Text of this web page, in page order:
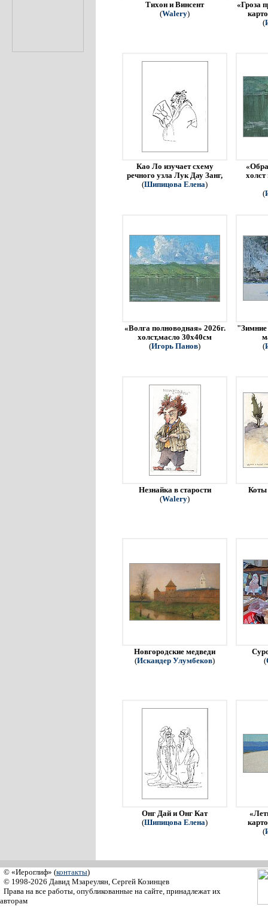
Тихон и Винсент
(Walery)
«Гроза
(
Као Ло изучает схему
речного узла Лук Дау Занг,
(Шипицова Елена)
холст
(
«Волга полноводная» 2026г.
холст,масло 30х40см
(Игорь Панов)
"Зимние
(
Незнайка в старости
(Walery)
Коты
Новгородские медведи
(Искандер Улумбеков)
(
Онг Дай и Онг Кат
(Шипицова Елена)
(
© «Иероглиф» (контакты)
© 1998-2026 Давид Мзареулян, Сергей Козинцев
Права на все работы, опубликованные на сайте, принадлежат их
авторам